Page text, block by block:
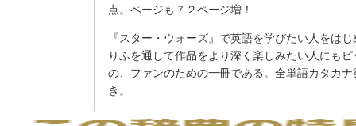
点。ページも７２ページ増！
『スター・ウォーズ』で英語を学びたい人をは
りふを通して作品をより深く楽しみたい人にもピ
の、ファンのための一冊である。全単語カタカナ
き。